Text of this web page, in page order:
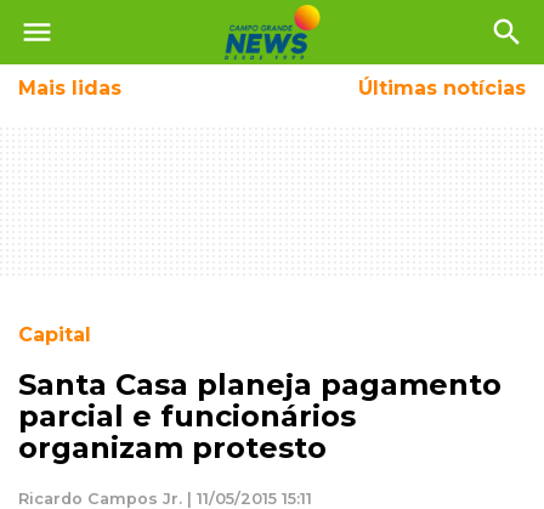
menu search
Mais lidas Últimas notícias
Capital
Santa Casa planeja pagamento
parcial e funcionários
organizam protesto
Ricardo Campos Jr. | 11/05/2015 15:11